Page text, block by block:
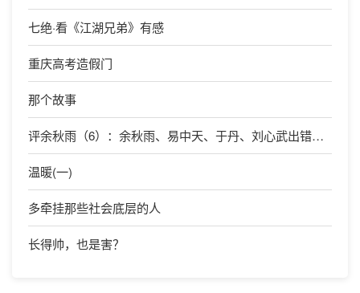
七绝·看《江湖兄弟》有感
重庆高考造假门
那个故事
评余秋雨（6）：余秋雨、易中天、于丹、刘心武出错的原因
温暖(一)
多牵挂那些社会底层的人
长得帅，也是害？